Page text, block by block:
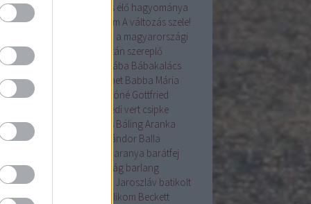
hagyománya
A tojásírás élő hagyománya
A Tudás 6alom A változás szele!
gyökérzettel rendelkeznek a magyarországi
A Világörökség Listán szereplő
helyszínek
bába Bábakalács
Bábtársulat
Babanet Babba Mária
Bakóné Gottfried
balatonendrédi vert csipke
Balázs-járás balázsolás Báling Aranka
Lászlóné
Bálint Sándor Balla
Baranya barátfej
Barbara Barkóság barlang
Bartha Júlia Bastyur Jaroszláv batikolt
Bazsalikom Beckett